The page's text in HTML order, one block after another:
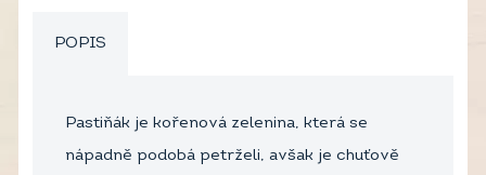
POPIS
Pastiňák je kořenová zelenina, která se
nápadně podobá petrželi, avšak je chuťově